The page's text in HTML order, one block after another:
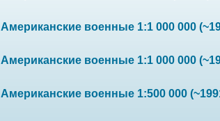
Американские военные 1:1 000 000
Американские военные 1:1 000 000
Американские военные 1:500 000